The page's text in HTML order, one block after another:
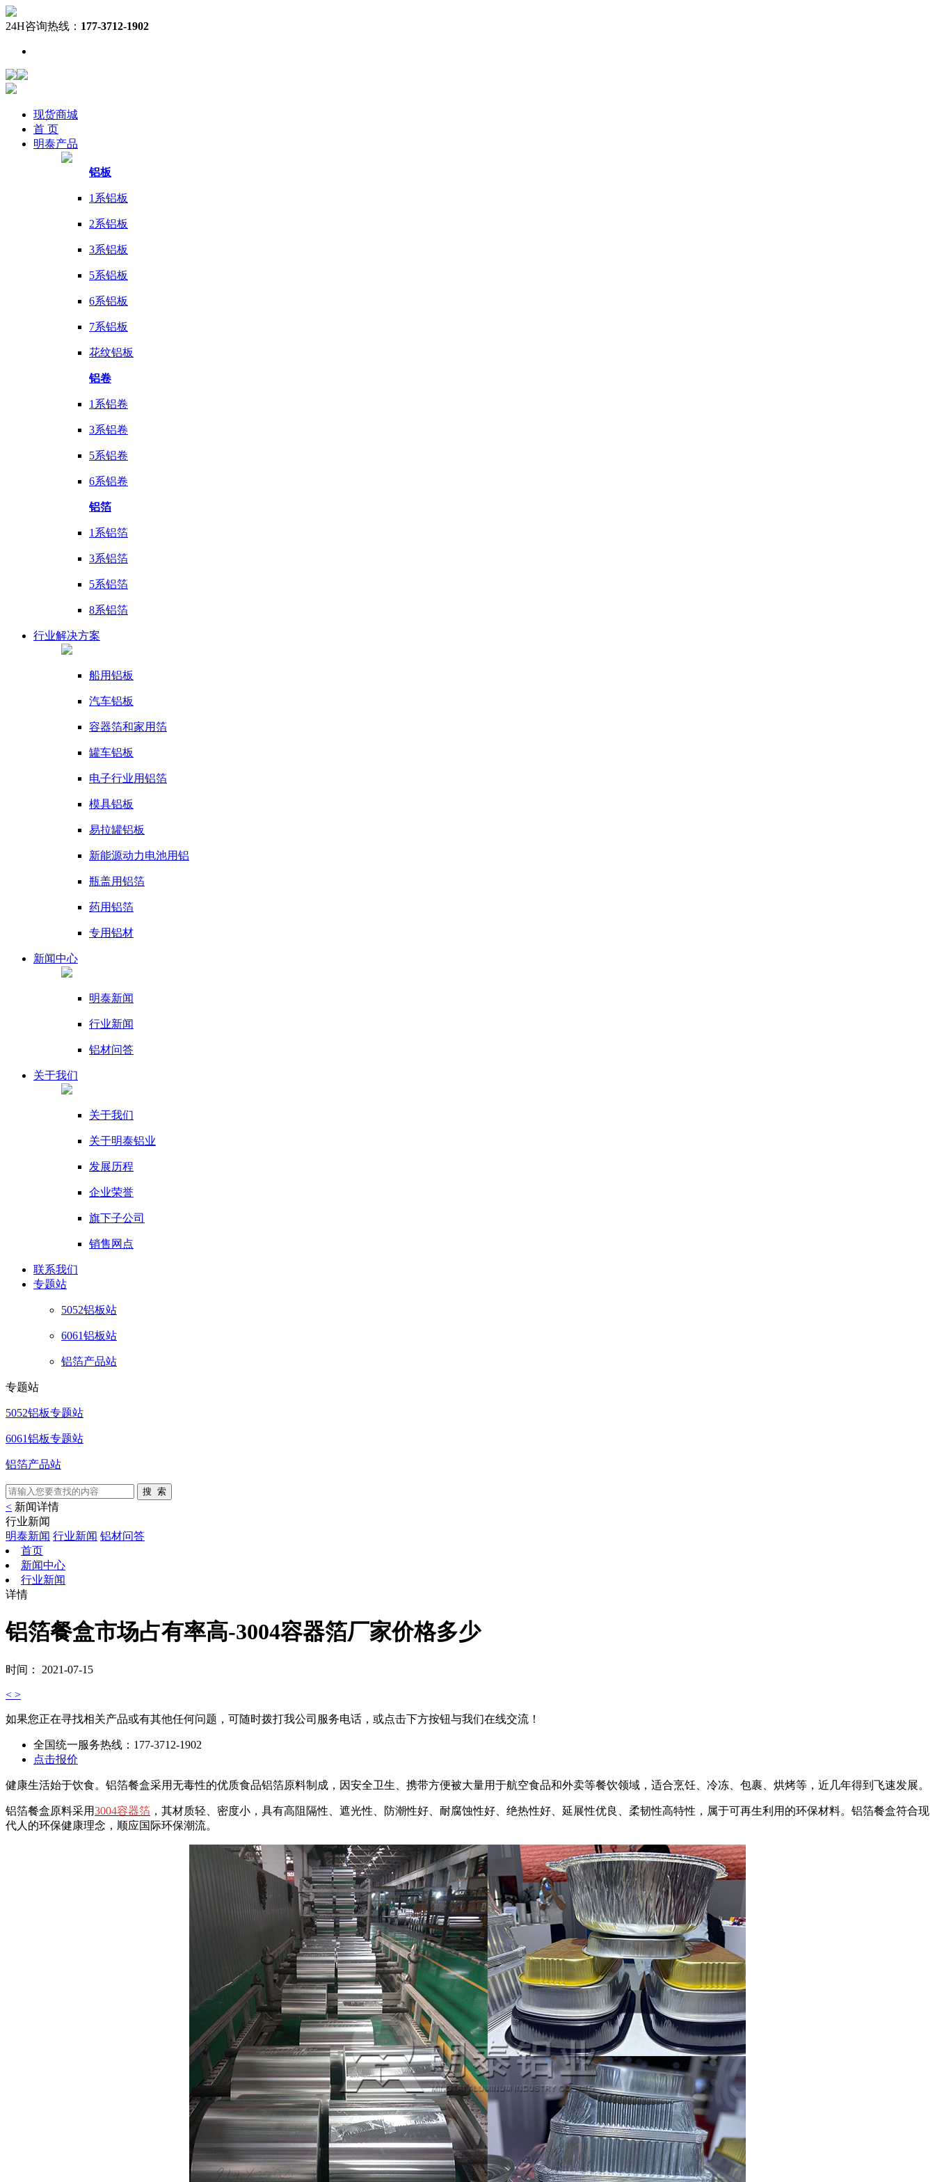
24H咨询热线： 177-3712-1902
现货商城
首 页
明泰产品
铝板
1系铝板
2系铝板
3系铝板
5系铝板
6系铝板
7系铝板
花纹铝板
铝卷
1系铝卷
3系铝卷
5系铝卷
6系铝卷
铝箔
1系铝箔
3系铝箔
5系铝箔
8系铝箔
行业解决方案
船用铝板
汽车铝板
容器箔和家用箔
罐车铝板
电子行业用铝箔
模具铝板
易拉罐铝板
新能源动力电池用铝
瓶盖用铝箔
药用铝箔
专用铝材
新闻中心
明泰新闻
行业新闻
铝材问答
关于我们
关于我们
关于明泰铝业
发展历程
企业荣誉
旗下子公司
销售网点
联系我们
专题站
5052铝板站
6061铝板站
铝箔产品站
专题站
5052铝板专题站
6061铝板专题站
铝箔产品站
< 新闻详情
行业新闻
明泰新闻 行业新闻 铝材问答
首页
新闻中心
行业新闻
详情
铝箔餐盒市场占有率高-3004容器箔厂家价格多少
时间： 2021-07-15
< >
如果您正在寻找相关产品或有其他任何问题，可随时拨打我公司服务电话，或点击下方按钮与我们在线交流！
全国统一服务热线： 177-3712-1902
点击报价
健康生活始于饮食。铝箔餐盒采用无毒性的优质食品铝箔原料制成，因安全卫生、携带方便被大量用于航空食品和外卖等餐饮领域，适合烹饪、冷冻、包裹、烘烤等，近几年得到飞速发展。
铝箔餐盒原料采用3004容器箔 ，其材质轻、密度小，具有高阻隔性、遮光性、防潮性好、耐腐蚀性好、绝热性好、延展性优良、柔韧性高特性，属于可再生利用的环保材料。铝箔餐盒符合现
代人的环保健康理念，顺应国际环保潮流。